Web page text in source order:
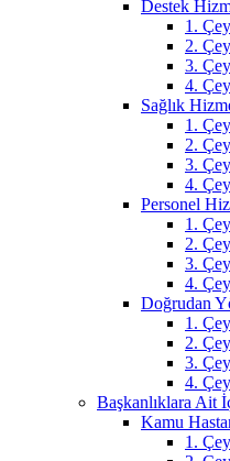
Destek
1.
2.
3.
4.
Sağlık
1.
2.
3.
4.
Personel
1.
2.
3.
4.
Doğrudan
1.
2.
3.
4.
Başkanlıklara Ait
Kamu
1.